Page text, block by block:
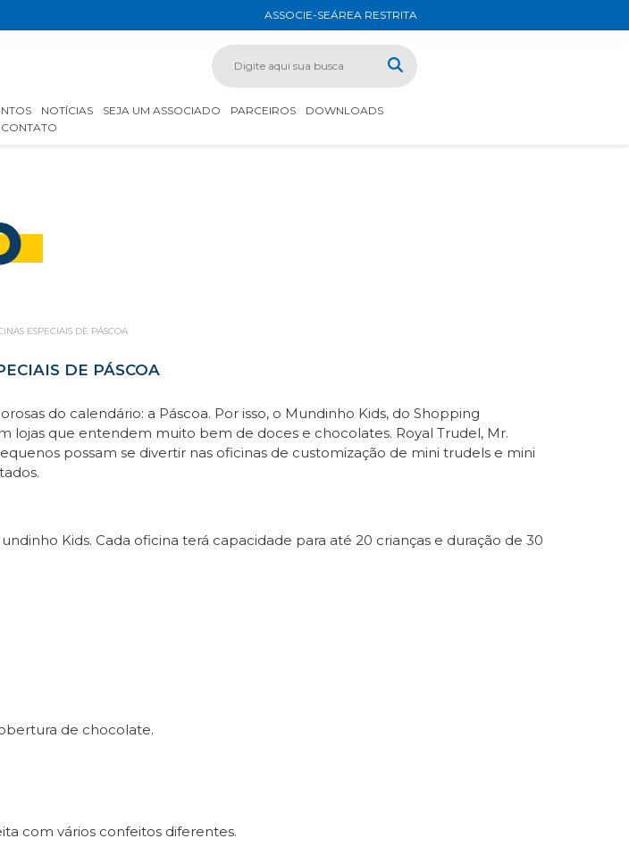
ASSOCIE-SEÁREA RESTRITA
NOTÍCIAS SEJA UM ASSOCIADO PARCEIROS
DOWNLOADS
CONTATO
ESPECIAIS DE PÁSCOA
DE PÁSCOA
do calendário: a Páscoa. Por isso, o Mundinho Kids, do Shopping
lojas que entendem muito bem de doces e chocolates. Royal Trudel, Mr.
possam se divertir nas oficinas de customização de mini trudels e mini
Kids. Cada oficina terá capacidade para até 20 crianças e duração de 30
de chocolate.
com vários confeitos diferentes.